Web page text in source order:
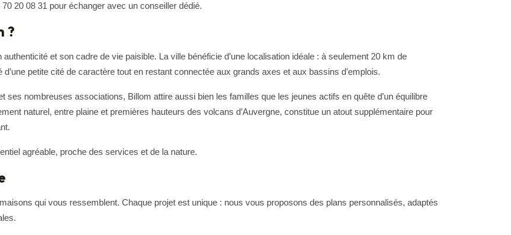
20 08 31 pour échanger avec un conseiller dédié.
?
et son cadre de vie paisible. La ville bénéficie d’une localisation idéale : à seulement 20 km de
petite cité de caractère tout en restant connectée aux grands axes et aux bassins d’emplois.
nombreuses associations, Billom attire aussi bien les familles que les jeunes actifs en quête d’un équilibre
naturel, entre plaine et premières hauteurs des volcans d’Auvergne, constitue un atout supplémentaire pour
agréable, proche des services et de la nature.
qui vous ressemblent. Chaque projet est unique : nous vous proposons des plans personnalisés, adaptés